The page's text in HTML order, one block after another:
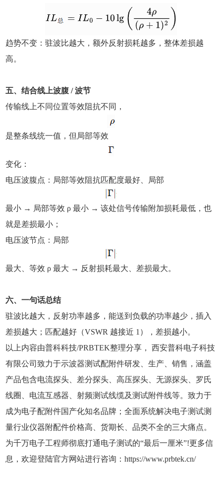
趋势不变：驻波比越大，额外反射损耗越多，整体差损越
高。
五、结合线上波腹 / 波节
传输线上不同位置等效阻抗不同，
是整条线统一值，但局部等效
变化：
电压波腹点：局部等效阻抗匹配度最好、局部
最小 → 局部等效 ρ 最小 → 该处信号传输附加损耗最低，也
就是差损最小；
电压波节点：局部
最大、等效 ρ 最大 → 反射损耗最大、差损最大。
六、一句话总结
驻波比越大，反射功率越多，能送到负载的功率越少，插入
差损越大；匹配越好（VSWR 越接近 1），差损越小。
以上内容由普科科技/PRBTEK整理分享， 西安普科电子科技
有限公司致力于示波器测试配附件研发、生产、销售，涵盖
产品包含电流探头、差分探头、高压探头、无源探头、罗氏
线圈、电流互感器、射频测试线缆及测试附件线等。致力于
成为电子配附件国产化知名品牌；全面系统解决电子测试测
量行业仪器附配件价格高、货期长、品类不全的三大痛点。
为千万电子工程师彻底打通电子测试的“最后一厘米”!更多信
息，欢迎登陆官方网站进行咨询：https://www.prbtek.cn/